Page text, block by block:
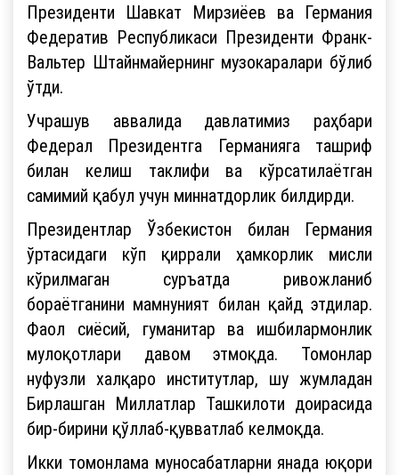
Президенти Шавкат Мирзиёев ва Германия
Федератив Республикаси Президенти Франк-
Вальтер Штайнмайернинг музокаралари бўлиб
ўтди.
Учрашув аввалида давлатимиз раҳбари
Федерал Президентга Германияга ташриф
билан келиш таклифи ва кўрсатилаётган
самимий қабул учун миннатдорлик билдирди.
Президентлар Ўзбекистон билан Германия
ўртасидаги кўп қиррали ҳамкорлик мисли
кўрилмаган суръатда ривожланиб
бораётганини мамнуният билан қайд этдилар.
Фаол сиёсий, гуманитар ва ишбилармонлик
мулоқотлари давом этмоқда. Томонлар
нуфузли халқаро институтлар, шу жумладан
Бирлашган Миллатлар Ташкилоти доирасида
бир-бирини қўллаб-қувватлаб келмоқда.
Икки томонлама муносабатларни янада юқори